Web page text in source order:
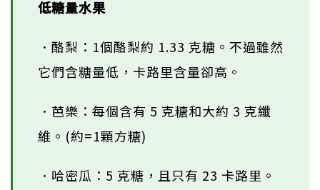
低糖量水果
．酪梨：1個酪梨約 1.33 克糖。不過雖然
它們含糖量低，卡路里含量卻高。
．芭樂：每個含有 5 克糖和大約 3 克纖
維。(約=1顆方糖)
．哈密​​瓜：5 克糖，且只有 23 卡路里。